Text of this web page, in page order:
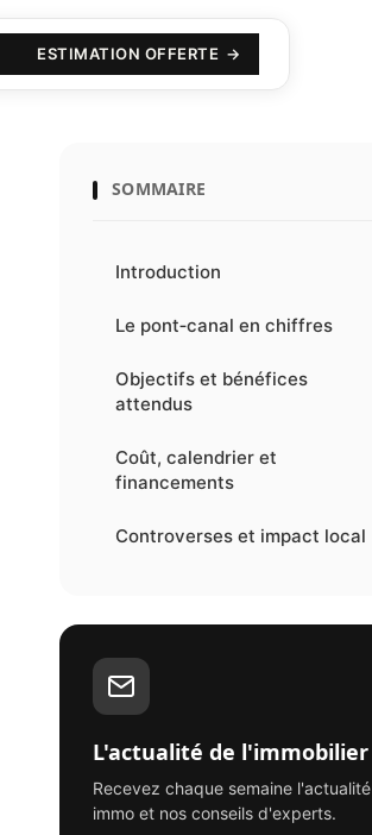
ESTIMATION OFFERTE
SOMMAIRE
Introduction
Le pont‑canal en chiffres
Objectifs et bénéfices
attendus
Coût, calendrier et
financements
Controverses et impact local
L'actualité de l'immobilier
Recevez chaque semaine l'actualité
immo et nos conseils d'experts.